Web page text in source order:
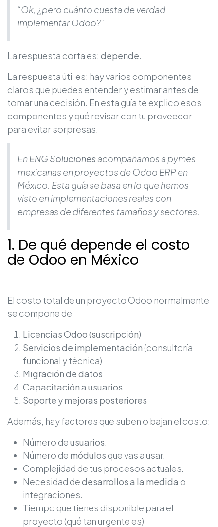
“Ok, ¿pero cuánto cuesta de verdad
implementar Odoo?”
La respuesta corta es: depende.
La respuesta útil es: hay varios componentes
claros que puedes entender y estimar antes de
tomar una decisión. En esta guía te explico esos
componentes y qué revisar con tu proveedor
para evitar sorpresas.
EnENG Solucionesacompañamos a pymes
mexicanas en proyectos de Odoo ERP en
México. Esta guía se basa en lo que hemos
visto en implementaciones reales con
empresas de diferentes tamaños y sectores.
1. De qué depende el costo
de Odoo en México
El costo total de un proyecto Odoo normalmente
se compone de:
Licencias Odoo (suscripción)
Servicios de implementación (consultoría
funcional y técnica)
Migración de datos
Capacitación a usuarios
Soporte y mejoras posteriores
Además, hay factores que suben o bajan el costo:
Número deusuarios.
Número de módulos que vas a usar.
Complejidad de tus procesos actuales.
Necesidad dedesarrollos a la medida o
integraciones.
Tiempo que tienes disponible para el
proyecto (qué tan urgente es).